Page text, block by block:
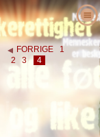
FORRIGE
1
2
3 4